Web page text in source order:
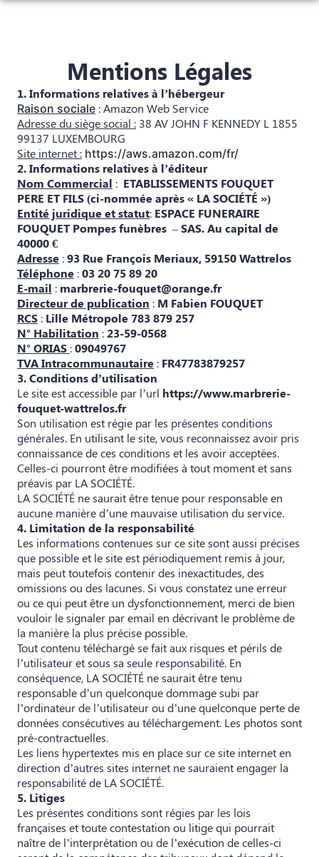
Aller
PRÉVOIR SES OBSÈQUES
MONUMENTS FUNÉRAIRES
SERVICES AUX FAMILLES
NOTRE CHAMBRE FUNÉRAIRE
PLAQUES
AVIS DE DÉCÈS & ESPACES HOMMAGES
AVIS DE DÉCÈS
AVIS DE DÉCÈS JANVIER/FEVRIER 2023
Mentions Légales
1. Informations relatives à l’hébergeur
Raison sociale : Amazon Web Service
Adresse du siège social : 38 AV JOHN F KENNEDY L 1855
99137 LUXEMBOURG
Site internet : https://aws.amazon.com/fr/
2. Informations relatives à l’éditeur
Nom Commercial : ETABLISSEMENTS FOUQUET
PERE ET FILS (ci-nommée après « LA SOCIÉTÉ »)
Entité juridique et statut: ESPACE FUNERAIRE
FOUQUET Pompes funèbres –SAS. Au capital de
40000 €
Adresse :93 Rue François Meriaux, 59150 Wattrelos
Téléphone :03 20 75 89 20
E-mail : marbrerie-fouquet@orange.fr
Directeur de publication : M Fabien FOUQUET
RCS : Lille Métropole 783 879 257
N° Habilitation :23-59-0568
N° ORIAS :09049767
TVA Intracommunautaire : FR47783879257
3. Conditions d’utilisation
Le site est accessible par l’url https://www.marbrerie-
fouquet-wattrelos.fr
Son utilisation est régie par les présentes conditions
générales. En utilisant le site, vous reconnaissez avoir pris
connaissance de ces conditions et les avoir acceptées.
Celles-ci pourront être modifiées à tout moment et sans
préavis par LA SOCIÉTÉ.
LA SOCIÉTÉ ne saurait être tenue pour responsable en
aucune manière d’une mauvaise utilisation du service.
4. Limitation de la responsabilité
Les informations contenues sur ce site sont aussi précises
que possible et le site est périodiquement remis à jour,
mais peut toutefois contenir des inexactitudes, des
omissions ou des lacunes. Si vous constatez une erreur
ou ce qui peut être un dysfonctionnement, merci de bien
vouloir le signaler par email en décrivant le problème de
la manière la plus précise possible.
Tout contenu téléchargé se fait aux risques et périls de
l’utilisateur et sous sa seule responsabilité. En
conséquence, LA SOCIÉTÉ ne saurait être tenu
responsable d’un quelconque dommage subi par
l’ordinateur de l’utilisateur ou d’une quelconque perte de
données consécutives au téléchargement. Les photos sont
pré-contractuelles.
Les liens hypertextes mis en place sur ce site internet en
direction d’autres sites internet ne sauraient engager la
responsabilité de LA SOCIÉTÉ.
5. Litiges
Les présentes conditions sont régies par les lois
françaises et toute contestation ou litige qui pourrait
naître de l’interprétation ou de l’exécution de celles-ci